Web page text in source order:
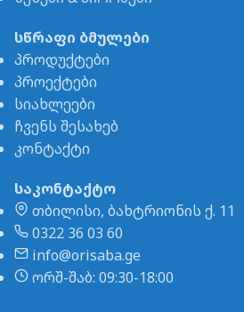
სწრაფი ბმულები
პროდუქტები
პროექტები
სიახლეები
ჩვენს შესახებ
კონტაქტი
საკონტაქტო
თბილისი, ბახტრიონის ქ. 11
0322 36 03 60
info@orisaba.ge
ორშ-შაბ: 09:30-18:00